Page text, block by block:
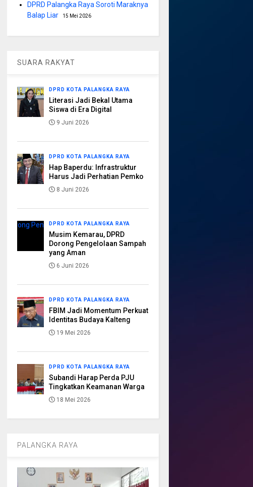
DPRD Palangka Raya Soroti Maraknya
Balap Liar
15 Mei 2026
SUARA RAKYAT
DPRD KOTA PALANGKA RAYA
Literasi Jadi Bekal Utama
Siswa di Era Digital
9 Juni 2026
DPRD KOTA PALANGKA RAYA
Hap Baperdu: Infrastruktur
Harus Jadi Perhatian Pemko
8 Juni 2026
DPRD KOTA PALANGKA RAYA
Musim Kemarau, DPRD
Dorong Pengelolaan Sampah
yang Aman
6 Juni 2026
DPRD KOTA PALANGKA RAYA
FBIM Jadi Momentum Perkuat
Identitas Budaya Kalteng
19 Mei 2026
DPRD KOTA PALANGKA RAYA
Subandi Harap Perda PJU
Tingkatkan Keamanan Warga
18 Mei 2026
PALANGKA RAYA